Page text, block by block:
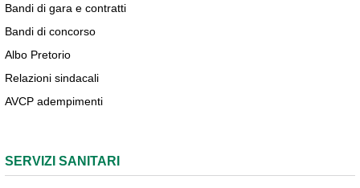
Bandi di gara e contratti
Bandi di concorso
Albo Pretorio
Relazioni sindacali
AVCP adempimenti
SERVIZI SANITARI